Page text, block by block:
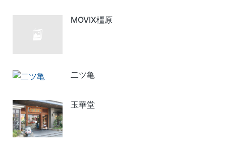
MOVIX橿原
二ツ亀
玉華堂